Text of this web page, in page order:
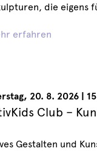
die eigens
erfahren
, 20. 8. 2026|
Club –
Gestalten und